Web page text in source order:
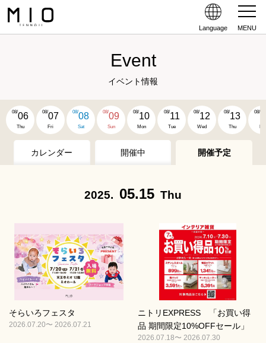
Language MENU
Event
イベント情報
08/06
Thu
08/07
Fri
08/08
Sat
08/09
Sun
08/10
Mon
08/11
Tue
08/12
Wed
08/13
Thu
08/
カレンダー 開催中 開催予定
2025. 05.15 Thu
そらいろフェスタ
2026.07.20〜 2026.07.21
ニトリEXPRESS 「お買い得
品 期間限定10%OFFセール」
2026.07.18〜 2026.07.30